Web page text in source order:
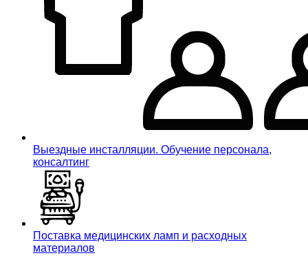
Выездные инсталляции. Обучение персонала,
консалтинг
Поставка медицинских ламп и расходных
материалов